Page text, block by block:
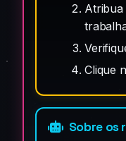
Clique
Sobre os